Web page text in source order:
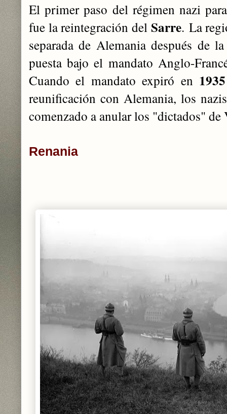
El primer paso del régimen nazi
fue la reintegración del Sarre. La
separada de Alemania después de
puesta bajo el mandato Anglo-
Cuando el mandato expiró en
reunificación con Alemania, los
comenzado a anular los "dictados" de
Renania